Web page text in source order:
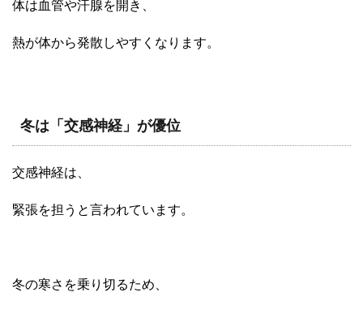
体は血管や汗腺を開き、
熱が体から発散しやすくなります。
冬は「交感神経」が優位
交感神経は、
緊張を担うと言われています。
冬の寒さを乗り切るため、